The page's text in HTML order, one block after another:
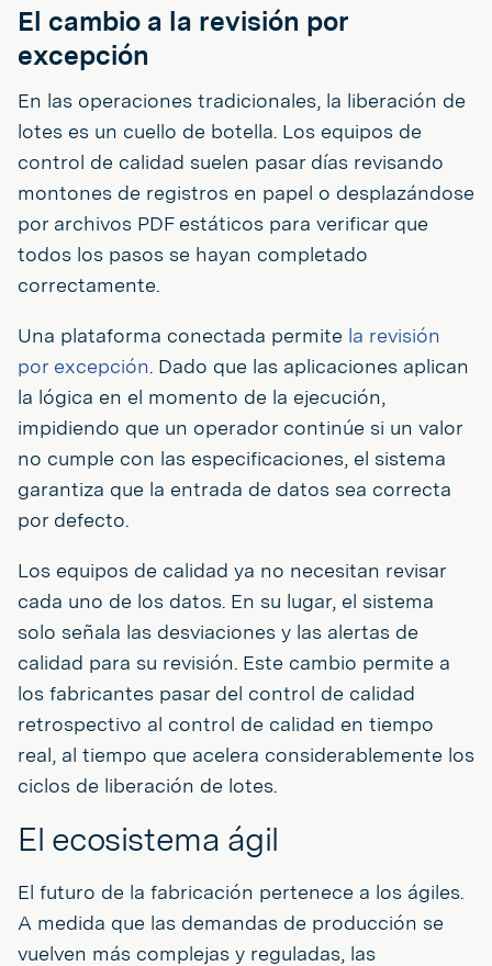
El cambio a la revisión por
excepción
En las operaciones tradicionales, la liberación de
lotes es un cuello de botella. Los equipos de
control de calidad suelen pasar días revisando
montones de registros en papel o desplazándose
por archivos PDF estáticos para verificar que
todos los pasos se hayan completado
correctamente.
Una plataforma conectada permite la revisión
por excepción. Dado que las aplicaciones aplican
la lógica en el momento de la ejecución,
impidiendo que un operador continúe si un valor
no cumple con las especificaciones, el sistema
garantiza que la entrada de datos sea correcta
por defecto.
Los equipos de calidad ya no necesitan revisar
cada uno de los datos. En su lugar, el sistema
solo señala las desviaciones y las alertas de
calidad para su revisión. Este cambio permite a
los fabricantes pasar del control de calidad
retrospectivo al control de calidad en tiempo
real, al tiempo que acelera considerablemente los
ciclos de liberación de lotes.
El ecosistema ágil
El futuro de la fabricación pertenece a los ágiles.
A medida que las demandas de producción se
vuelven más complejas y reguladas, las